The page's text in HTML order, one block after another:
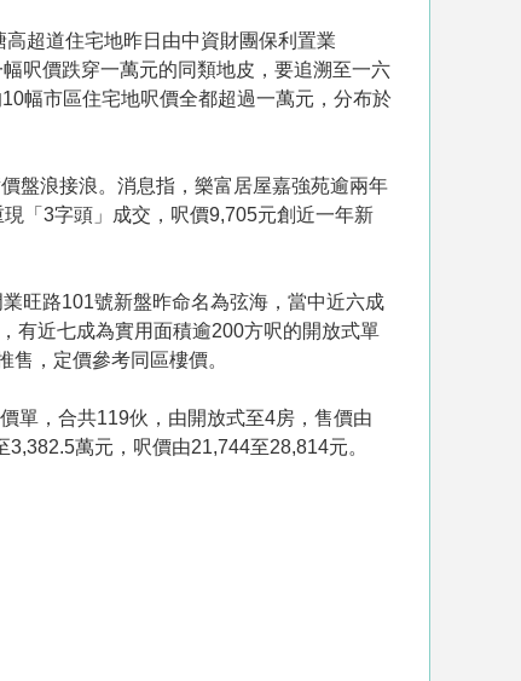
超道住宅地昨日由中資財團保利置業
呎價跌穿一萬元的同類地皮，要追溯至一六
幅市區住宅地呎價全都超過一萬元，分布於
盤浪接浪。消息指，樂富居屋嘉強苑逾兩年
「3字頭」成交，呎價9,705元創近一年新
旺路101號新盤昨命名為弦海，當中近六成
有近七成為實用面積逾200方呎的開放式單
，定價參考同區樓價。
單，合共119伙，由開放式至4房，售價由
萬元，呎價由21,744至28,814元。